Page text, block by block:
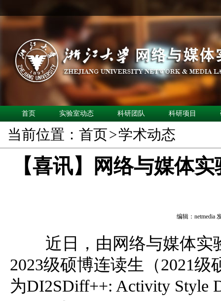
首页 实验室动态 科研团队 科研项目
当前位置： 首页>学术动态
【喜讯】网络与媒体
编辑：netmedia
近日，由网络与媒体实
2023级硕博连读生（2021
为DI2SDiff++: Activity Style